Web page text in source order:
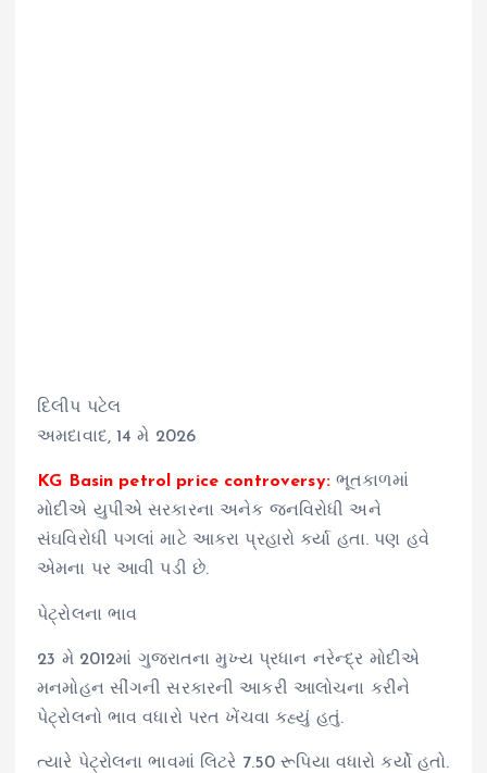
દિલીપ પટેલ
અમદાવાદ, 14 મે 2026
KG Basin petrol price controversy:ભૂતકાળમાં
મોદીએ યુપીએ સરકારના અનેક જનવિરોધી અને
સંઘવિરોધી પગલાં માટે આકરા પ્રહારો કર્યા હતા. પણ હવે
એમના પર આવી પડી છે.
પેટ્રોલના ભાવ
23 મે 2012માં ગુજરાતના મુખ્ય પ્રધાન નરેન્દ્ર મોદીએ
મનમોહન સીંગની સરકારની આકરી આલોચના કરીને
પેટ્રોલનો ભાવ વધારો પરત ખેંચવા કહ્યું હતું.
ત્યારે પેટ્રોલના ભાવમાં લિટરે 7.50 રૂપિયા વધારો કર્યો હતો.